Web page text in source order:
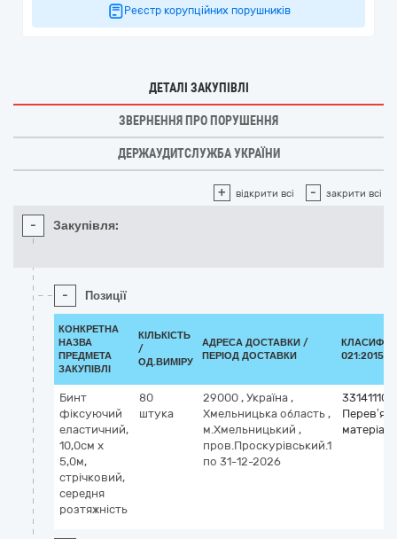
Реєстр корупційних порушників
ДЕТАЛІ ЗАКУПІВЛІ
ЗВЕРНЕННЯ ПРО ПОРУШЕННЯ
ДЕРЖАУДИТСЛУЖБА УКРАЇНИ
+ відкрити всі - закрити всі
- Закупівля:
- Позиції
КОНКРЕТНА
НАЗВА
ПРЕДМЕТА
ЗАКУПІВЛІ
КІЛЬКІСТЬ
/
ОД.ВИМІРУ
АДРЕСА ДОСТАВКИ /
ПЕРІОД ДОСТАВКИ
021:2015
Бинт
фіксуючий
еластичний,
10,0см x
5,0м,
стрічковий,
середня
розтяжність
80
штука
29000 , Україна ,
Хмельницька область ,
м.Хмельницький ,
пров.Проскурівський.1
по 31-12-2026
33141110-